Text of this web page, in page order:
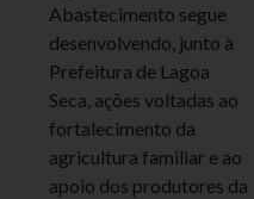
Abastecimento segue
desenvolvendo, junto à
Prefeitura de Lagoa
Seca, ações voltadas ao
fortalecimento da
agricultura familiar e ao
apoio dos produtores da